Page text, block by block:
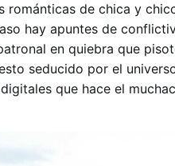
románticas de chica y
hay apuntes de
en quiebra que
seducido por el
que hace el